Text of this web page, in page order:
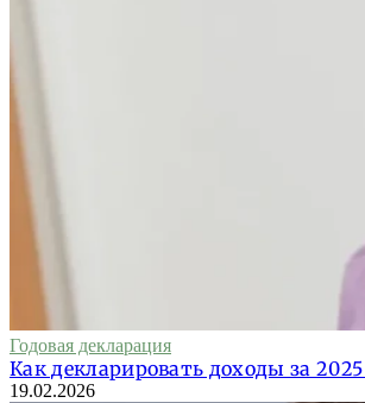
Годовая декларация
Как декларировать доходы за 2025
19.02.2026